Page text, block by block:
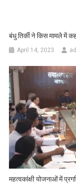
बंधु तिर्की ने किस मामले में
April 14, 2023
महत्वकांक्षी योजनाओं में